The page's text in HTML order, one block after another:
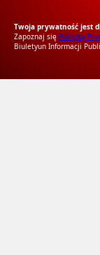
Twoja prywatność jest
Zapoznaj się Polityką
Biuletyun Informacji